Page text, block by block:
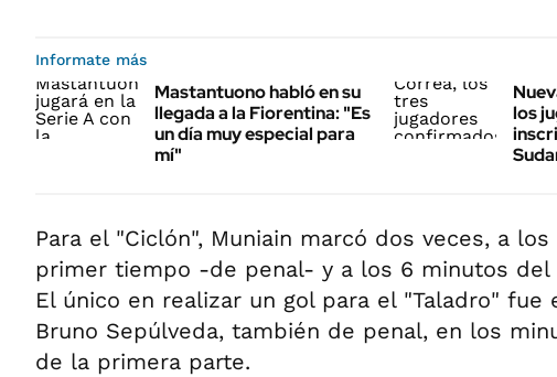
Informate más
Mastantuono habló en su
llegada a la Fiorentina: "Es
un día muy especial para
mí"
los
Para el "Ciclón", Muniain marcó dos veces, a
primer tiempo -de penal- y a los 6 minutos del
El único en realizar un gol para el "Taladro" fue
Bruno Sepúlveda, también de penal, en los
de la primera parte.